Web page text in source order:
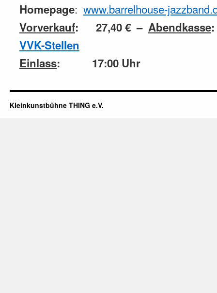
Homepage: www.barrelhouse-
Vorverkauf: 27,40 € – Abendkasse
VVK-Stellen
Einlass: 17:00 Uhr
Kleinkunstbühne THING e.V.